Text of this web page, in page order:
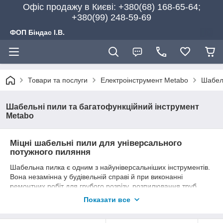
Офіс продажу в Києві: +380(68) 168-65-64;
+380(99) 248-59-69
ФОП Біндас І.В.
Товари та послуги Електроінструмент Metabo
Шабельні пили та багатофункційний інструмент
Metabo
Міцні шабельні пили для універсального
потужного пиляння
Шабельна пилка є одним з найуніверсальніших інструментів.
Вона незамінна у будівельній справі й при виконанні
ремонтних робіт для грубого розрізу, розпилювання труб,
розкрою деревини та ізоляційних плит, укорочення блоків з
Показати все